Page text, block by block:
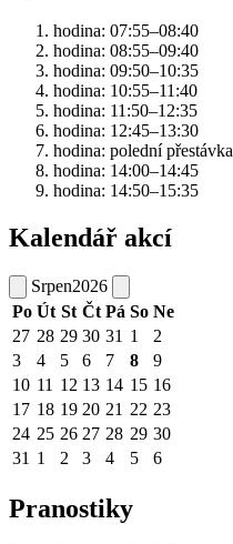
hodina: 07:55–08:40
hodina: 08:55–09:40
hodina: 09:50–10:35
hodina: 10:55–11:40
hodina: 11:50–12:35
hodina: 12:45–13:30
hodina: polední přestávka
hodina: 14:00–14:45
hodina: 14:50–15:35
Kalendář akcí
Srpen2026
Po Út St Čt Pá So Ne
27 28 29 30 31 1
2
3
4 5 6 7 8
9
10 11 12 13 14 15 16
17 18 19 20 21 22 23
24 25 26 27 28 29 30
31 1 2 3 4 5 6
Pranostiky